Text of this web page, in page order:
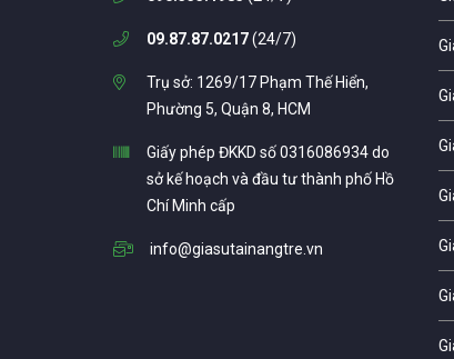
09.87.87.0217(24/7)
Trụ sở: 1269/17 Phạm Thế Hiển,
Phường 5, Quận 8, HCM
Giấy phép ĐKKD số 0316086934 do
sở kế hoạch và đầu tư thành phố Hồ
Chí Minh cấp
info@giasutainangtre.vn